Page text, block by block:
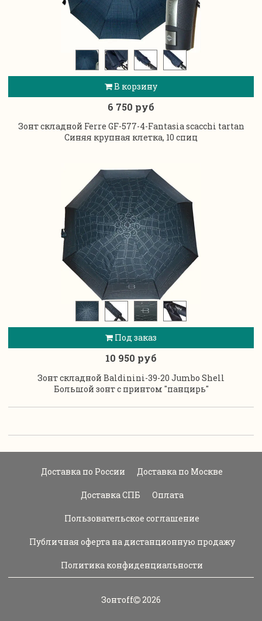
В корзину
6 750 руб
Зонт складной Ferre GF-577-4-Fantasia scacchi tartan
Синяя крупная клетка, 10 спиц
Под заказ
10 950 руб
Зонт складной Baldinini-39-20 Jumbo Shell
Большой зонт с принтом "панцирь"
Доставка по России Доставка по Москве
Доставка СПБ Оплата
Пользовательское соглашение
Публичная оферта на дистанционную продажу
Политика конфиденциальности
Зонтoff 2026